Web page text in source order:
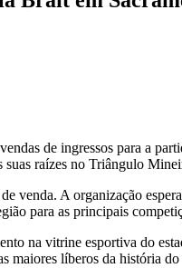
de ingressos para a
raízes no Triângulo
venda. A organização
para as principais
na vitrine esportiva do
maiores líberos da história